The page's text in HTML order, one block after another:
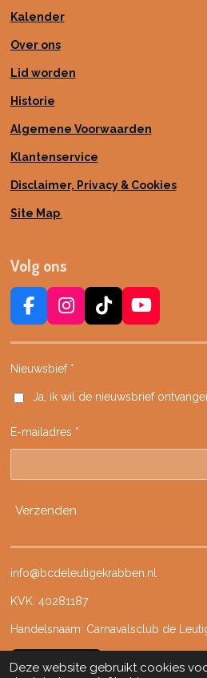
Deze website gebruikt cookies
Kalender
Over ons
Lid worden
Historie
Algemene Voorwaarden
Klantenservice
Disclaimer, Privacy & Cookies
Site Map
Volg ons
F
c
e
o
k
I
s
t
g
a
m
T
k
k
Y
u
b
Nieuwsbief *
Ja, ik wil de nieuwsbrief
E-mailadres *
Verzenden
info@bcdeleutigekrabben.nl
KVK: 40281187
Handelsnaam: Carnavalsclub de
Ledenportaal